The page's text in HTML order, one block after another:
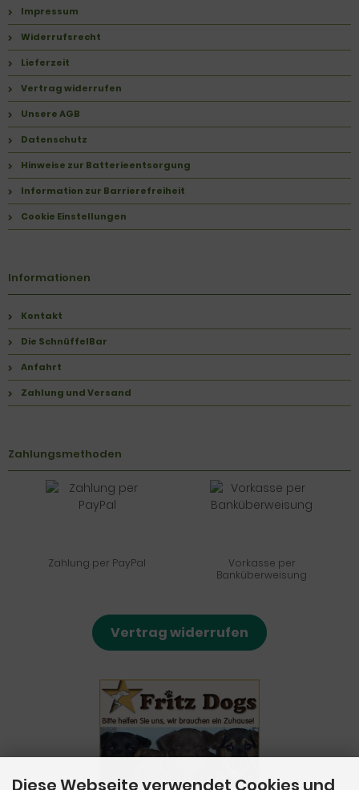
Impressum
Widerrufsrecht
Lieferzeit
Vertrag widerrufen
Unsere AGB
Datenschutz
Hinweise zur Batterieentsorgung
Information zur Barrierefreiheit
Cookie Einstellungen
Informationen
Kontakt
Die SchnüffelBar
Anfahrt
Zahlung und Versand
Zahlungsmethoden
Zahlung per PayPal
Vorkasse per
Banküberweisung
Vertrag widerrufen
Diese Webseite verwendet Cookies und